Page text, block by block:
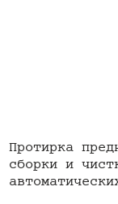
Протирка
сборки и